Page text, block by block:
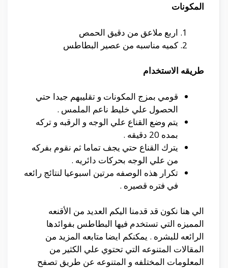
المكونات
اربع ملاعق من دقيق الحمص
كميه مناسبه من عصير البطاطس
طريقه الاستخدام
قومي بمزج المكونات و تقليبهم جيدا حتي
الحصول علي خليط ناعم الملمس .
يتم وضع القناع علي الوجه و الرقبه و تركه
بمده 20 دقيقه .
يترك القناع حتي يجف تماما ثم نقوم بفركه
من علي الوجه بحركات دائريه .
تكرار هذه الوصفه مرتين اسبوعيا لنتائج رائعه
في فتره قصيره .
الي هنا نكون قد قدمنا اليكم العديد من الأقنعه
المميزه التي تستخدم فيها البطاطس بفوائدها
الرائعه للبشره . يمكنكم ايضا متابعه المزيد من
المقالات المتنوعه التي تحتوي علي الكثير من
المعلومات المختلفه و المتنوعه عن طريق تصفح